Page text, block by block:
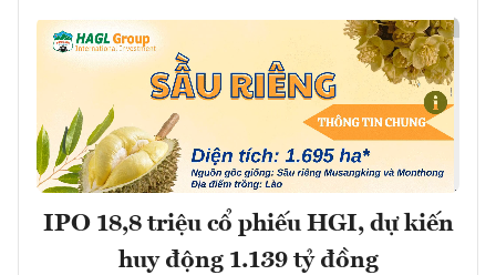
IPO 18,8 triệu cổ phiếu HGI, dự kiến
huy động 1.139 tỷ đồng